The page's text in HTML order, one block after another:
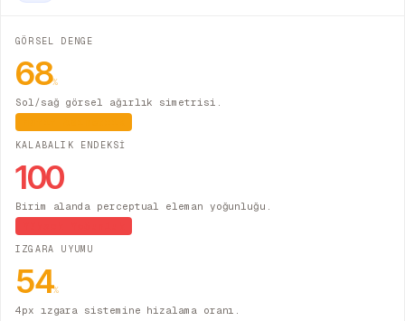
GÖRSEL DENGE
68%
Sol/sağ görsel ağırlık simetrisi.
KALABALIK ENDEKSİ
100
Birim alanda perceptual eleman yoğunluğu.
IZGARA UYUMU
54%
4px ızgara sistemine hizalama oranı.